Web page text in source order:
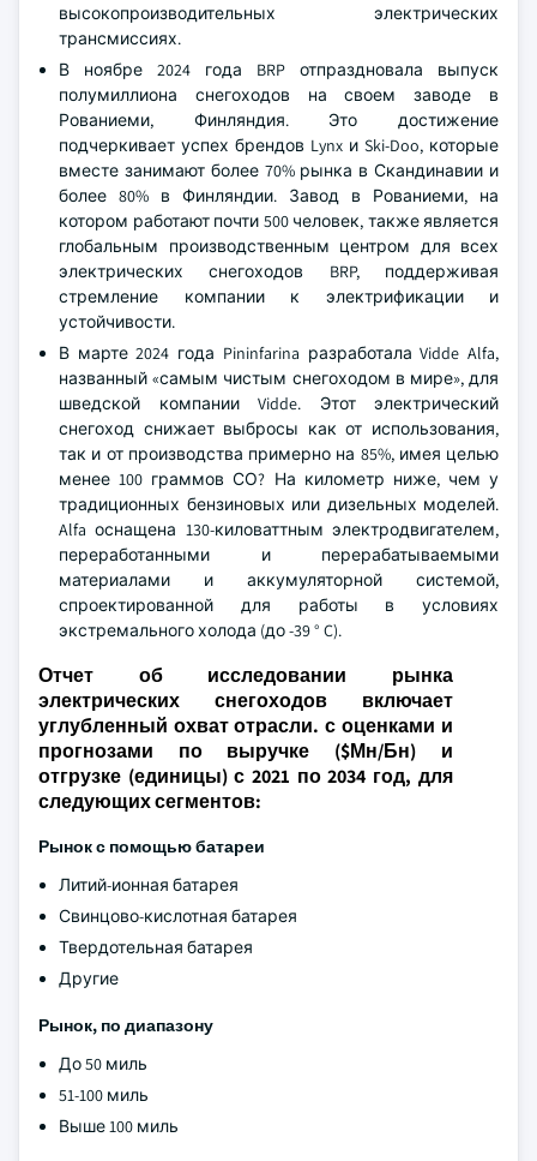
высокопроизводительных электрических
трансмиссиях.
В ноябре 2024 года BRP отпраздновала выпуск
полумиллиона снегоходов на своем заводе в
Рованиеми, Финляндия. Это достижение
подчеркивает успех брендов Lynx и Ski-Doo, которые
вместе занимают более 70% рынка в Скандинавии и
более 80% в Финляндии. Завод в Рованиеми, на
котором работают почти 500 человек, также является
глобальным производственным центром для всех
электрических снегоходов BRP, поддерживая
стремление компании к электрификации и
устойчивости.
В марте 2024 года Pininfarina разработала Vidde Alfa,
названный «самым чистым снегоходом в мире», для
шведской компании Vidde. Этот электрический
снегоход снижает выбросы как от использования,
так и от производства примерно на 85%, имея целью
менее 100 граммов СО? На километр ниже, чем у
традиционных бензиновых или дизельных моделей.
Alfa оснащена 130-киловаттным электродвигателем,
переработанными и перерабатываемыми
материалами и аккумуляторной системой,
спроектированной для работы в условиях
экстремального холода (до -39 ° C).
Отчет об исследовании рынка
электрических снегоходов включает
углубленный охват отрасли. с оценками и
прогнозами по выручке ($Мн/Бн) и
отгрузке (единицы) с 2021 по 2034 год, для
следующих сегментов:
Рынок с помощью батареи
Литий-ионная батарея
Свинцово-кислотная батарея
Твердотельная батарея
Другие
Рынок, по диапазону
До 50 миль
51-100 миль
Выше 100 миль